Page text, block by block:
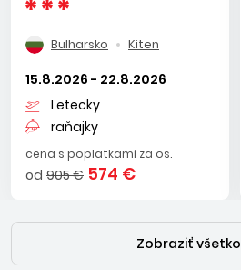
Bulharsko Kiten
15.8.2026 - 22.8.2026
Letecky
raňajky
cena s poplatkami za os.
od 905 € 574 €
Zobraziť všetko